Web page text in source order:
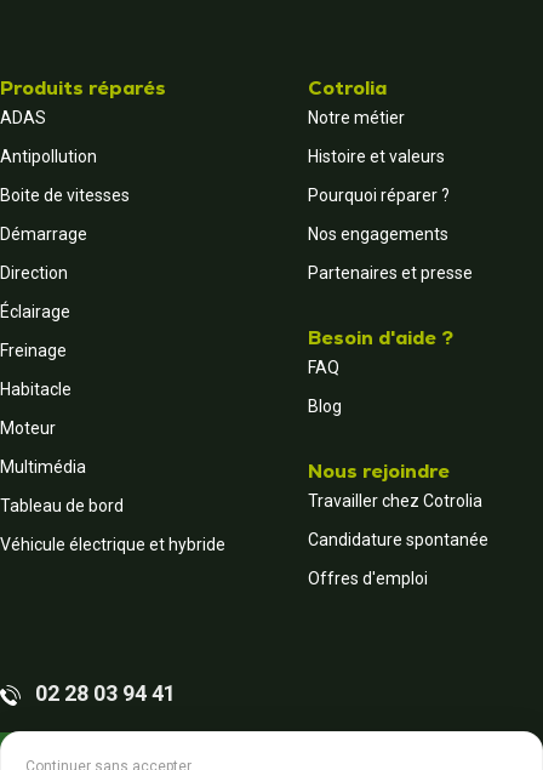
Produits réparés
ADAS
Antipollution
Boite de vitesses
Démarrage
Direction
Éclairage
Freinage
Habitacle
Moteur
Multimédia
Tableau de bord
Véhicule électrique et hybride
Cotrolia
Notre métier
Histoire et valeurs
Pourquoi réparer ?
Nos engagements
Partenaires et presse
Besoin d'aide ?
FAQ
Blog
Nous rejoindre
Travailler chez Cotrolia
Candidature spontanée
Offres d'emploi
02 28 03 94 41
Continuer sans accepter